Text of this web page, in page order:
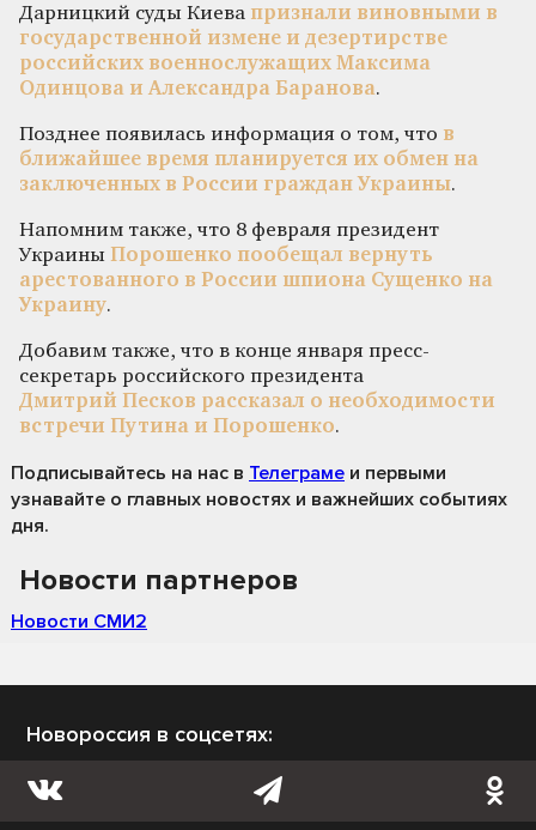
Дарницкий суды Киева признали виновными в
государственной измене и дезертирстве
российских военнослужащих Максима
Одинцова и Александра Баранова.
Позднее появилась информация о том, что в
ближайшее время планируется их обмен на
заключенных в России граждан Украины.
Напомним также, что 8 февраля президент
Украины Порошенко пообещал вернуть
арестованного в России шпиона Сущенко на
Украину.
Добавим также, что в конце января пресс-
секретарь российского президента
Дмитрий Песков рассказал о необходимости
встречи Путина и Порошенко.
Подписывайтесь на нас в Телеграме и первыми
узнавайте о главных новостях и важнейших событиях
дня.
Новости партнеров
Новости СМИ2
Новороссия в соцсетях: